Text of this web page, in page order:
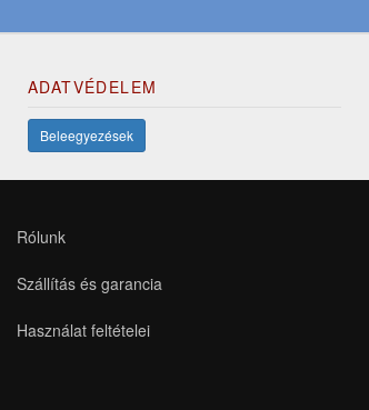
ADATVÉDELEM
Beleegyezések
Rólunk
Szállítás és garancia
Használat feltételei